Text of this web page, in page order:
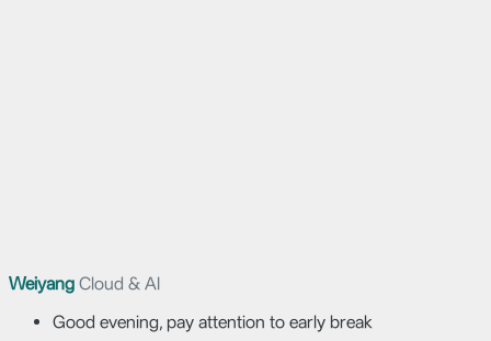
Weiyang Cloud & AI
Good evening, pay attention to early break